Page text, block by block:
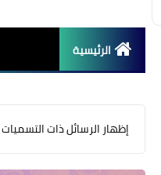
الرئيسية
‏إظهار الرسائل ذات التسميات